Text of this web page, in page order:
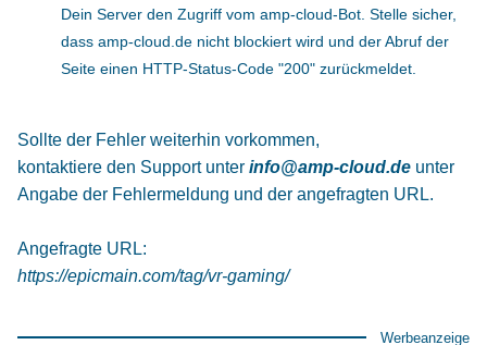
Dein Server den Zugriff vom amp-cloud-Bot. Stelle sicher,
dass amp-cloud.de nicht blockiert wird und der Abruf der
Seite einen HTTP-Status-Code "200" zurückmeldet.
Sollte der Fehler weiterhin vorkommen,
kontaktiere den Support unter info@amp-cloud.de unter
Angabe der Fehlermeldung und der angefragten URL.
Angefragte URL:
https://epicmain.com/tag/vr-gaming/
Werbeanzeige